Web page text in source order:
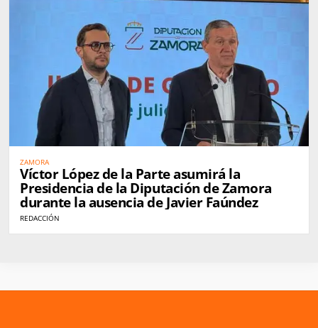
ZAMORA
Víctor López de la Parte asumirá la
Presidencia de la Diputación de Zamora
durante la ausencia de Javier Faúndez
REDACCIÓN